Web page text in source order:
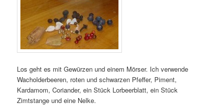
Los geht es mit Gewürzen und einem Mörser. Ich verwende
Wacholderbeeren, roten und schwarzen Pfeffer, Piment,
Kardamom, Coriander, ein Stück Lorbeerblatt, ein Stück
Zimtstange und eine Nelke.